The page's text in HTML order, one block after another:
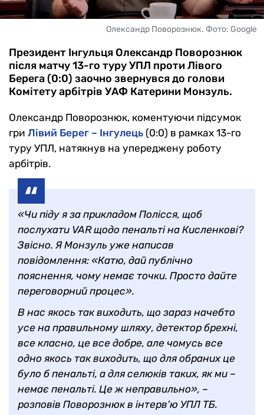
Олександр Поворознюк. Фото: Google
Президент Інгульця Олександр Поворознюк
після матчу 13-го туру УПЛ проти Лівого
Берега (0:0) заочно звернувся до голови
Комітету арбітрів УАФ Катерини Монзуль.
Олександр Поворознюк, коментуючи підсумок
гри Лівий Берег – Інгулець (0:0) в рамках 13-го
туру УПЛ, натякнув на упереджену роботу
арбітрів.
«Чи піду я за прикладом Полісся, щоб
послухати VAR щодо пенальті на Кисленкові?
Звісно. Я Монзуль уже написав
повідомлення: «Катю, дай публічно
пояснення, чому немає точки. Просто дайте
переговорний процес».
В нас якось так виходить, що зараз начебто
усе на правильному шляху, детектор брехні,
все класно, це все добре, але чомусь все
одно якось так виходить, що для обраних це
було б пенальті, а для селюків таких, як ми –
немає пенальті. Це ж неправильно», –
розповів Поворознюк в інтерв'ю УПЛ ТБ.